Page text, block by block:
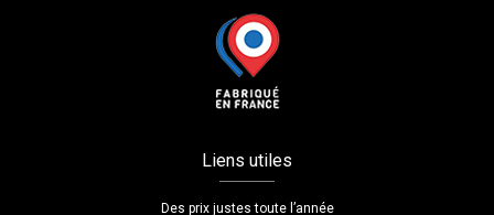
Liens utiles
Des prix justes toute l’année